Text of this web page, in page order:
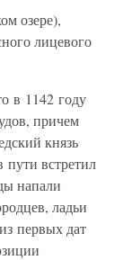
озере),
лицевого
в 1142 году
причем
князь
встретил
напали
ладьи
первых дат